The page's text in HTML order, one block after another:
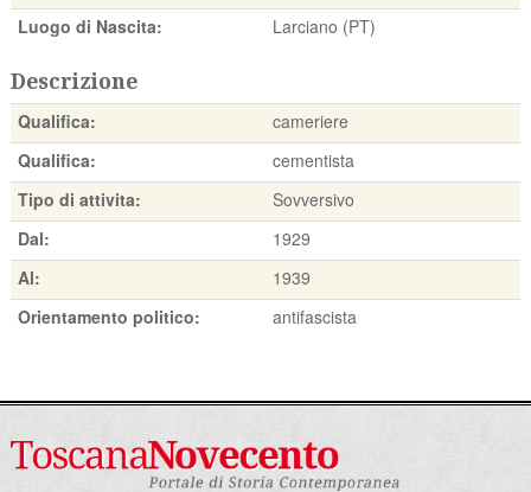
Luogo di Nascita:
Larciano (PT)
Descrizione
Qualifica:
cameriere
Qualifica:
cementista
Tipo di attivita:
Sovversivo
Dal:
1929
Al:
1939
Orientamento politico:
antifascista